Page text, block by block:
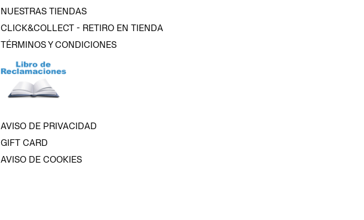
NUESTRAS TIENDAS
CLICK&COLLECT - RETIRO EN TIENDA
TÉRMINOS Y CONDICIONES
AVISO DE PRIVACIDAD
GIFT CARD
AVISO DE COOKIES